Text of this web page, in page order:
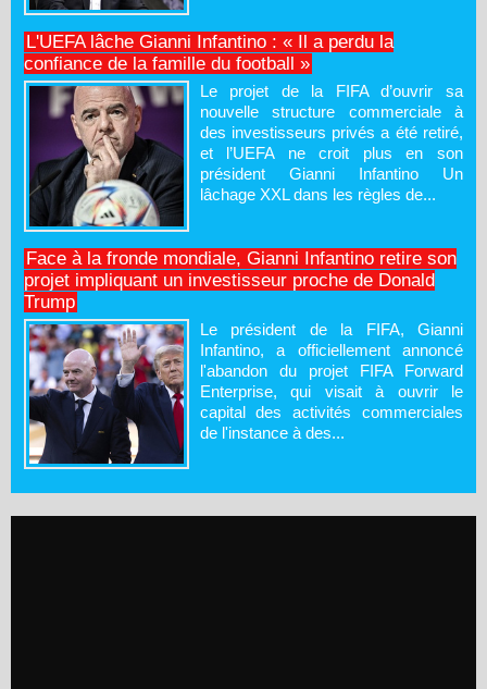
L'UEFA lâche Gianni Infantino : « Il a perdu la
confiance de la famille du football »
Le projet de la FIFA d’ouvrir sa
nouvelle structure commerciale à
des investisseurs privés a été retiré,
et l’UEFA ne croit plus en son
président Gianni Infantino Un
lâchage XXL dans les règles de...
Face à la fronde mondiale, Gianni Infantino retire son
projet impliquant un investisseur proche de Donald
Trump
Le président de la FIFA, Gianni
Infantino, a officiellement annoncé
l'abandon du projet FIFA Forward
Enterprise, qui visait à ouvrir le
capital des activités commerciales
de l'instance à des...